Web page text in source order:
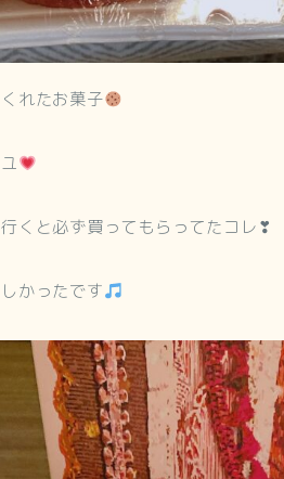
れたお菓子
くと必ず買ってもらってたコレ❣
かったです